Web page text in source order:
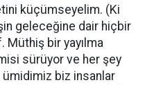
küçümseyelim. (Ki
geleceğine dair hiçbir
bir yayılma
sürüyor ve her şey
biz insanlar